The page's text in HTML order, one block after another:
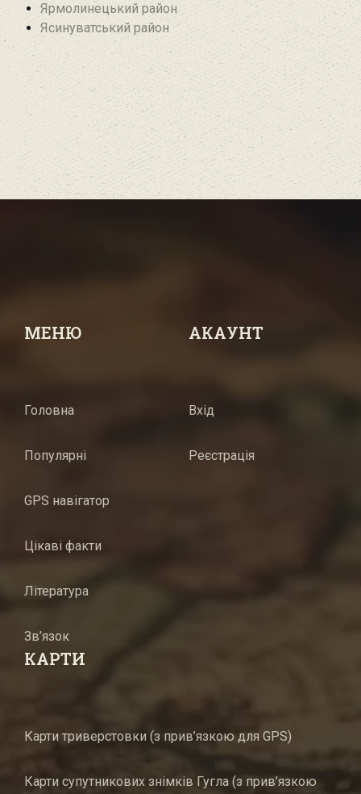
Ярмолинецький район
Ясинуватський район
МЕНЮ
Головна
Популярні
GPS навігатор
Цікаві факти
Література
Зв’язок
АКАУНТ
Вхід
Реєстрація
КАРТИ
Карти триверстовки (з прив’язкою для GPS)
Карти супутникових знімків Гугла (з прив’язкою